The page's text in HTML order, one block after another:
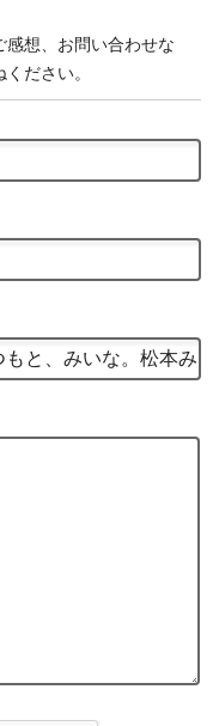
想、お問い合わせな
ださい。